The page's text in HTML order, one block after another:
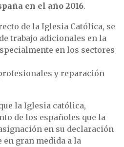
en el año 2016.
de la Iglesia Católica, se
trabajo adicionales en la
en los sectores
y reparación
la Iglesia católica,
de los españoles que la
en su declaración
en gran medida a la